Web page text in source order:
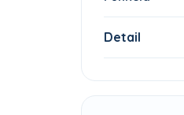
Detail